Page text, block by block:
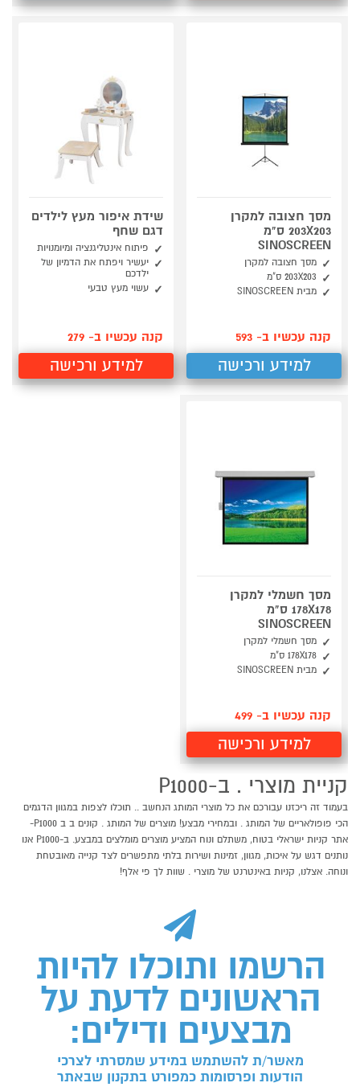
מסך חצובה למקרן
203X203 ס"מ
SINOSCREEN
מסך חצובה למקרן
203X203 ס"מ
מבית SINOSCREEN
קנה עכשיו ב- 593
למידע ורכישה
שידת איפור מעץ לילדים
דגם שחף
פיתוח אינטליגנציה ומיומנויות
יעשיר ויפתח את הדמיון של
ילדכם
עשוי מעץ טבעי
קנה עכשיו ב- 279
למידע ורכישה
מסך חשמלי למקרן
178X178 ס"מ
SINOSCREEN
מסך חשמלי למקרן
178X178 ס"מ
מבית SINOSCREEN
קנה עכשיו ב- 499
למידע ורכישה
קניית מוצרי . ב-P1000
בעמוד זה ריכזנו עבורכם את כל מוצרי המותג הנחשב .. תוכלו לצפות במגוון הדגמים
הכי פופולאריים של המותג . ובמחירי מבצע! מוצרים של המותג . קונים ב ב P1000-
אתר קניות ישראלי בטוח, משתלם ונוח המציע מוצרים מומלצים במבצע. ב-P1000 אנו
נותנים דגש על איכות, מגוון, זמינות ושירות בלתי מתפשרים לצד קנייה מאובטחת
ונוחה. אצלנו, קניות באינטרנט של מוצרי . שוות לך פי אלף!
הרשמו ותוכלו להיות
הראשונים לדעת על
מבצעים ודילים:
מאשר/ת להשתמש במידע שמסרתי לצרכי
הודעות ופרסומות כמפורט בתקנון שבאתר